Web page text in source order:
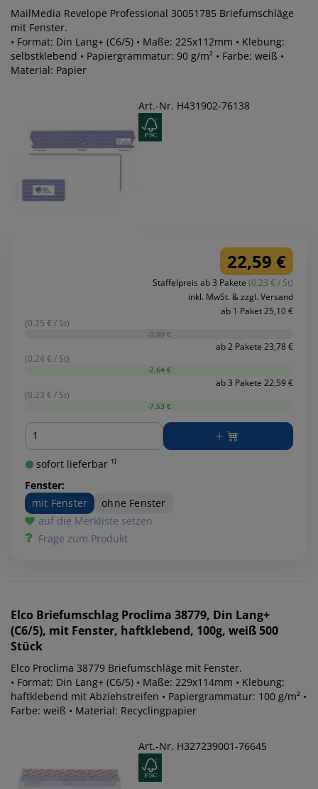
MailMedia Revelope Professional 30051785 Briefumschläge
mit Fenster.
• Format: Din Lang+ (C6/5) • Maße: 225x112mm • Klebung:
selbstklebend • Papiergrammatur: 90 g/m² • Farbe: weiß •
Material: Papier
Art.-Nr. H431902-76138
22,59 €
Staffelpreis ab 3 Pakete (0.23 € / St)
inkl. MwSt. & zzgl. Versand
ab 1 Paket 25,10 €
(0.25 € / St)
-0,00 €
ab 2 Pakete 23,78 €
(0.24 € / St)
-2,64 €
ab 3 Pakete 22,59 €
(0.23 € / St)
-7,53 €
Menge
sofort lieferbar ¹⁾
Fenster:
mit Fenster
ohne Fenster
auf die Merkliste setzen
Frage zum Produkt
Elco Briefumschlag Proclima 38779, Din Lang+
(C6/5), mit Fenster, haftklebend, 100g, weiß 500
Stück
Elco Proclima 38779 Briefumschläge mit Fenster.
• Format: Din Lang+ (C6/5) • Maße: 229x114mm • Klebung:
haftklebend mit Abziehstreifen • Papiergrammatur: 100 g/m² •
Farbe: weiß • Material: Recyclingpapier
Art.-Nr. H327239001-76645